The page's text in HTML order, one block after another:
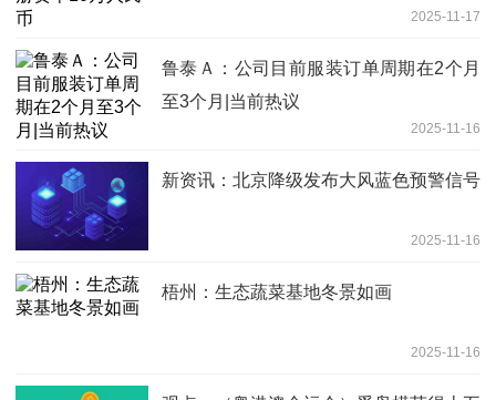
2025-11-17
鲁泰Ａ：公司目前服装订单周期在2个月
至3个月|当前热议
2025-11-16
新资讯：北京降级发布大风蓝色预警信号
2025-11-16
梧州：生态蔬菜基地冬景如画
2025-11-16